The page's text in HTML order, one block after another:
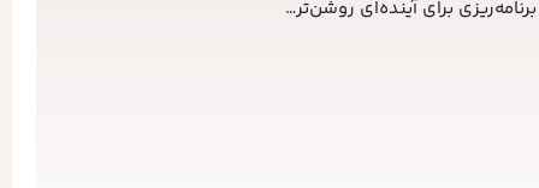
برای آینده‌ای روشن‌تر…